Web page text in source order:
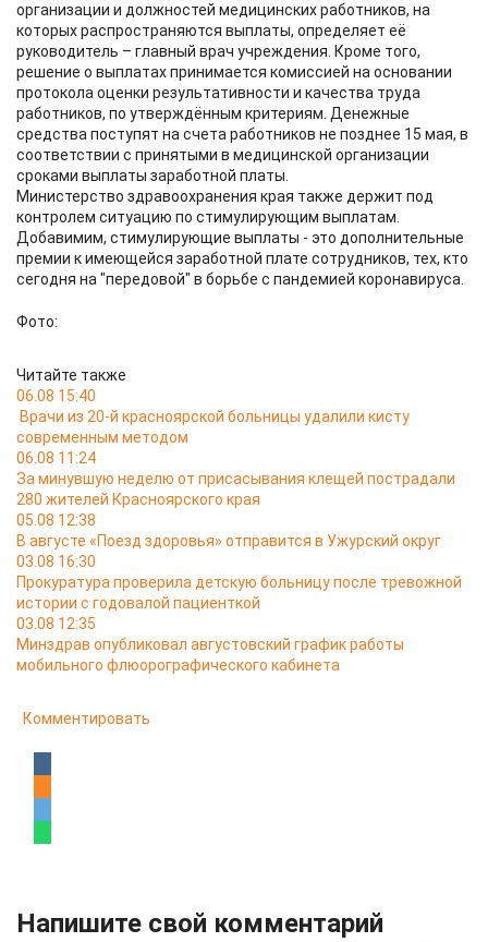
организации и должностей медицинских работников, на
которых распространяются выплаты, определяет её
руководитель – главный врач учреждения. Кроме того,
решение о выплатах принимается комиссией на основании
протокола оценки результативности и качества труда
работников, по утверждённым критериям. Денежные
средства поступят на счета работников не позднее 15 мая, в
соответствии с принятыми в медицинской организации
сроками выплаты заработной платы.
Министерство здравоохранения края также держит под
контролем ситуацию по стимулирующим выплатам.
Добавимим, стимулирующие выплаты - это дополнительные
премии к имеющейся заработной плате сотрудников, тех, кто
сегодня на "передовой" в борьбе с пандемией коронавируса.
Фото:
Читайте также
06.08 15:40
Врачи из 20-й красноярской больницы удалили кисту
современным методом
06.08 11:24
За минувшую неделю от присасывания клещей пострадали
280 жителей Красноярского края
05.08 12:38
В августе «Поезд здоровья» отправится в Ужурский округ
03.08 16:30
Прокуратура проверила детскую больницу после тревожной
истории с годовалой пациенткой
03.08 12:35
Минздрав опубликовал августовский график работы
мобильного флюорографического кабинета
Комментировать
Напишите свой комментарий